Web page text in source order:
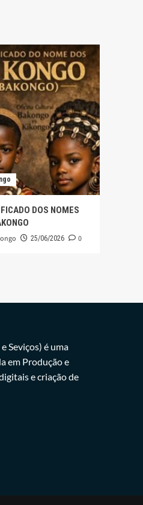
DOS NOMES
25/06/2026 0
Seviços) é uma
em Produção e
e criação de